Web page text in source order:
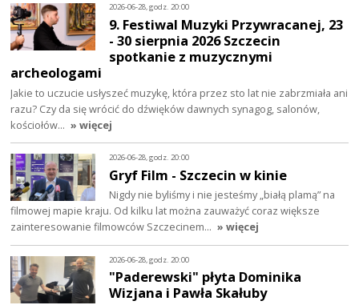
2026-06-28, godz. 20:00
9. Festiwal Muzyki Przywracanej, 23
- 30 sierpnia 2026 Szczecin
spotkanie z muzycznymi
archeologami
Jakie to uczucie usłyszeć muzykę, która przez sto lat nie zabrzmiała ani
razu? Czy da się wrócić do dźwięków dawnych synagog, salonów,
kościołów… » więcej
2026-06-28, godz. 20:00
Gryf Film - Szczecin w kinie
Nigdy nie byliśmy i nie jesteśmy „białą plamą” na
filmowej mapie kraju. Od kilku lat można zauważyć coraz większe
zainteresowanie filmowców Szczecinem… » więcej
2026-06-28, godz. 20:00
"Paderewski" płyta Dominika
Wizjana i Pawła Skałuby